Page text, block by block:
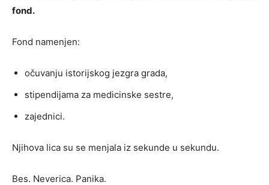
fond.
Fond namenjen:
očuvanju istorijskog jezgra grada,
stipendijama za medicinske sestre,
zajednici.
Njihova lica su se menjala iz sekunde u sekundu.
Bes. Neverica. Panika.